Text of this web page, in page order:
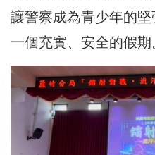
讓警察成為青少年的
一個充實、安全的假期